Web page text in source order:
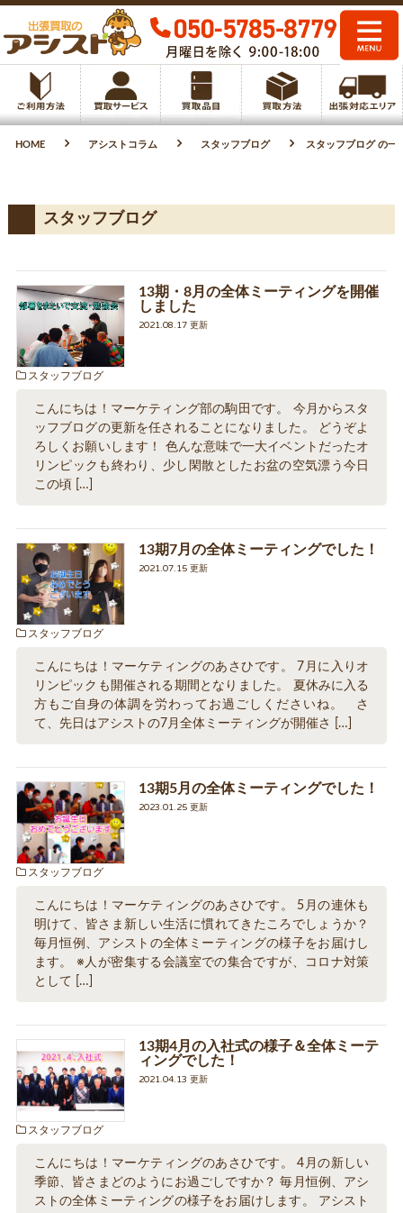
HOME アシストコラム スタッフブログ スタッフブログ の一
スタッフブログ
13期・8月の全体ミーティングを開催
しました
2021.08.17 更新
スタッフブログ
こんにちは！マーケティング部の駒田です。 今月からスタ
ッフブログの更新を任されることになりました。 どうぞよ
ろしくお願いします！ 色んな意味で一大イベントだったオ
リンピックも終わり、少し閑散としたお盆の空気漂う今日
この頃 […]
13期7月の全体ミーティングでした！
2021.07.15 更新
スタッフブログ
こんにちは！マーケティングのあさひです。 7月に入りオ
リンピックも開催される期間となりました。 夏休みに入る
方もご自身の体調を労わってお過ごしくださいね。 さ
て、先日はアシストの7月全体ミーティングが開催さ […]
13期5月の全体ミーティングでした！
2023.01.25 更新
スタッフブログ
こんにちは！マーケティングのあさひです。 5月の連休も
明けて、皆さま新しい生活に慣れてきたころでしょうか？
毎月恒例、アシストの全体ミーティングの様子をお届けし
ます。 ※人が密集する会議室での集合ですが、コロナ対策
として […]
13期4月の入社式の様子＆全体ミーテ
ィングでした！
2021.04.13 更新
スタッフブログ
こんにちは！マーケティングのあさひです。 4月の新しい
季節、皆さまどのようにお過ごしですか？ 毎月恒例、アシ
ストの全体ミーティングの様子をお届けします。 アシスト